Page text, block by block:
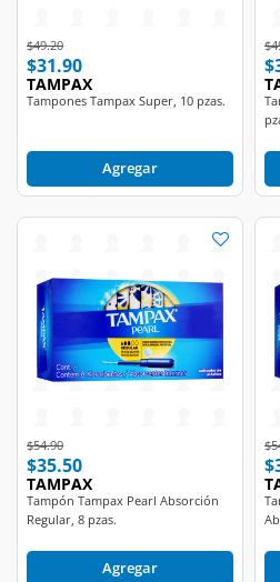
Price reduced from
$49.20to
$31.90
TAMPAX
Tampones Tampax Super, 10 pzas.
Agregar
Price reduced from
$54.90to
$35.50
TAMPAX
Tampón Tampax Pearl Absorción
Regular, 8 pzas.
Agregar